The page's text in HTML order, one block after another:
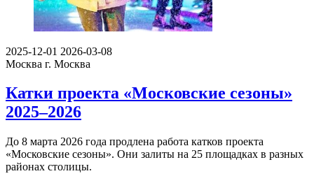
2025-12-01 2026-03-08
Москва г. Москва
Катки проекта «Московские сезоны»
2025–2026
До 8 марта 2026 года продлена работа катков проекта
«Московские сезоны». Они залиты на 25 площадках в разных
районах столицы.